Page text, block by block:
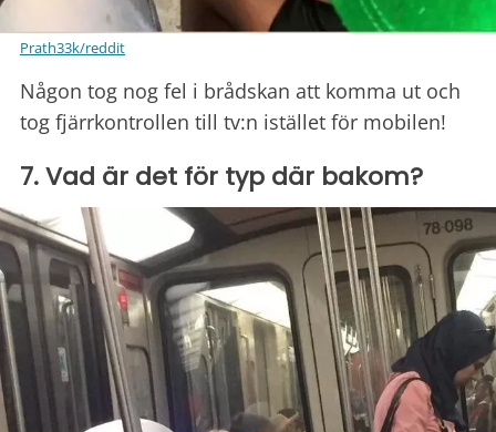
Prath33k/reddit
Någon tog nog fel i brådskan att komma ut och
tog fjärrkontrollen till tv:n istället för mobilen!
7. Vad är det för typ där bakom?